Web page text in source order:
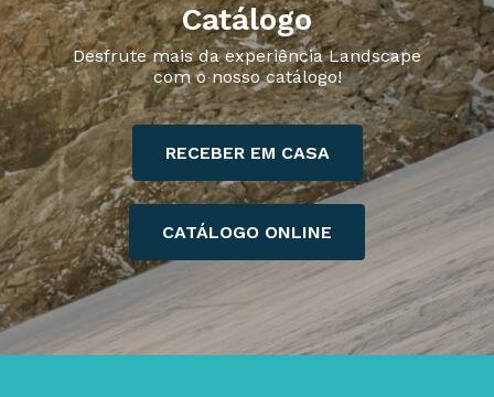
Catálogo
Desfrute mais da experiência Landscape
com o nosso catálogo!
RECEBER EM CASA
CATÁLOGO ONLINE